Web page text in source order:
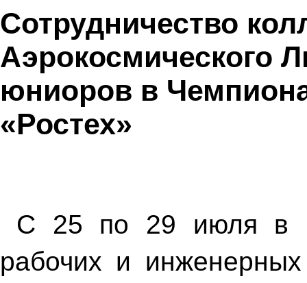
Сотрудничество
Аэрокосмического
юниоров в
«Ростех»
С 25 по 29 июля в
рабочих и